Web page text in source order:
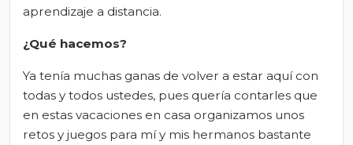
aprendizaje a distancia.
¿Qué hacemos?
Ya tenía muchas ganas de volver a estar aquí con
todas y todos ustedes, pues quería contarles que
en estas vacaciones en casa organizamos unos
retos y juegos para mí y mis hermanos bastante